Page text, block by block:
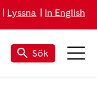
Lyssna In English
Sök